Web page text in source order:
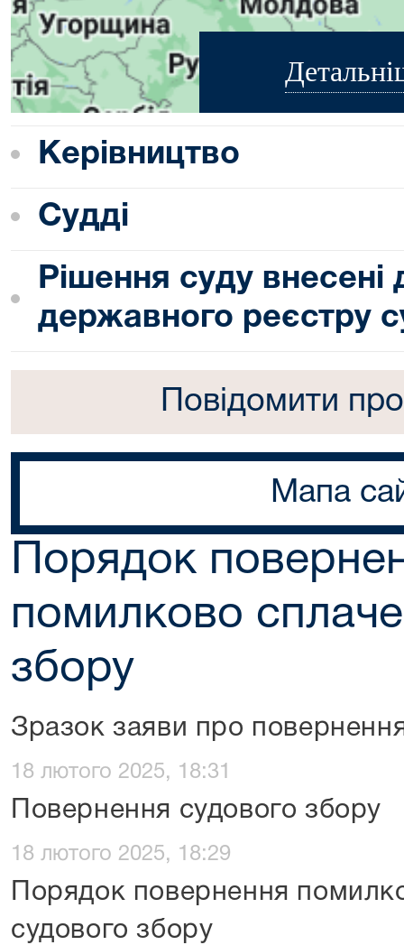
Керівництво
Судді
Рішення суду
державного реєстру
Повідомити
Мапа
Порядок
помилково
збору
Зразок заяви про
18 лютого 2025, 18:31
Повернення судового збору
18 лютого 2025, 18:29
Порядок повернення
судового збору